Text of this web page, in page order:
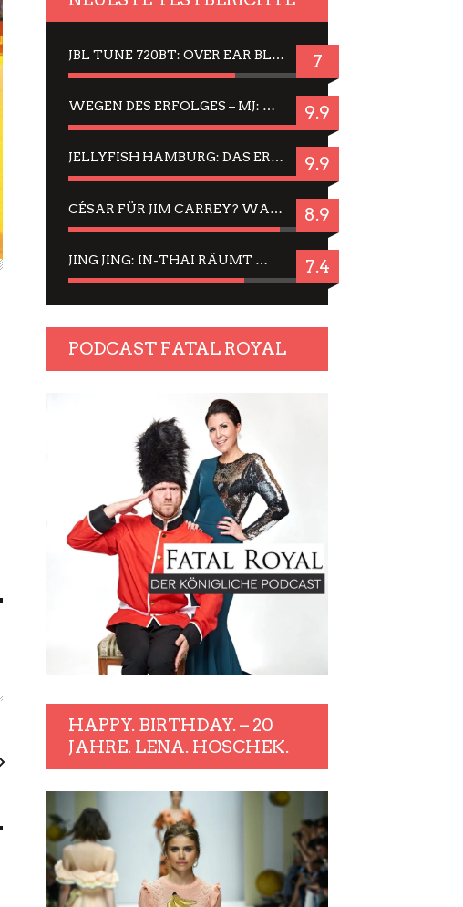
In der Quattro-Lounge im Mega-Iglo ist´s gemütlich.
JBL TUNE 720BT: OVER EAR BLUETOOTH KOPFHÖRER UM DIE 50,-€ IM DAUER-TEST 7
WEGEN DES ERFOLGES – MJ: MICHAEL JACKSON MUSICAL IN EINER MATINEE SEHEN 9.9
JELLYFISH HAMBURG: DAS ERFOLGREICHE SOMMER-MENÜ 2025 IN GEFÜHLEN UND BILDERN 9.9
CÉSAR FÜR JIM CARREY? WARUM DAS EINER DER NERVIGSTEN ACTORS IST UND BLEIBT 8.9
JING JING: IN-THAI RÄUMT WIEDER TITEL AB – EIN ZWEI-STUNDEN-ERLEBNISBERICHT 7.4
PODCAST FATAL ROYAL
HAPPY. BIRTHDAY. – 20
JAHRE. LENA. HOSCHEK.